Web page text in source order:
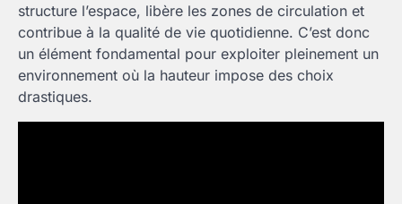
structure l’espace, libère les zones de circulation et
contribue à la qualité de vie quotidienne. C’est donc
un élément fondamental pour exploiter pleinement un
environnement où la hauteur impose des choix
drastiques.